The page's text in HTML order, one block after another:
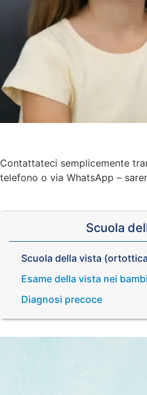
Contattateci semplicemente
telefono o via WhatsApp –
Scuola
Scuola della vista
Esame della vista nei
Diagnosi precoce